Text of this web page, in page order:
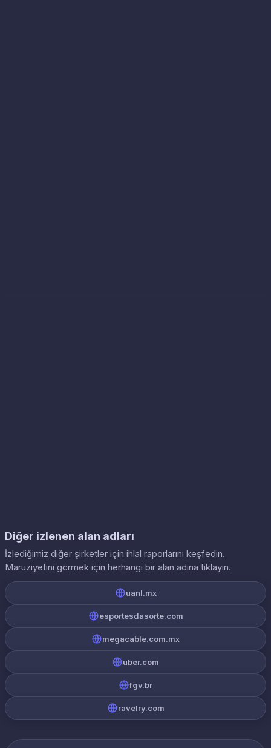
Diğer izlenen alan adları
İzlediğimiz diğer şirketler için ihlal raporlarını keşfedin.
Maruziyetini görmek için herhangi bir alan adına tıklayın.
uanl.mx
esportesdasorte.com
megacable.com.mx
uber.com
fgv.br
ravelry.com